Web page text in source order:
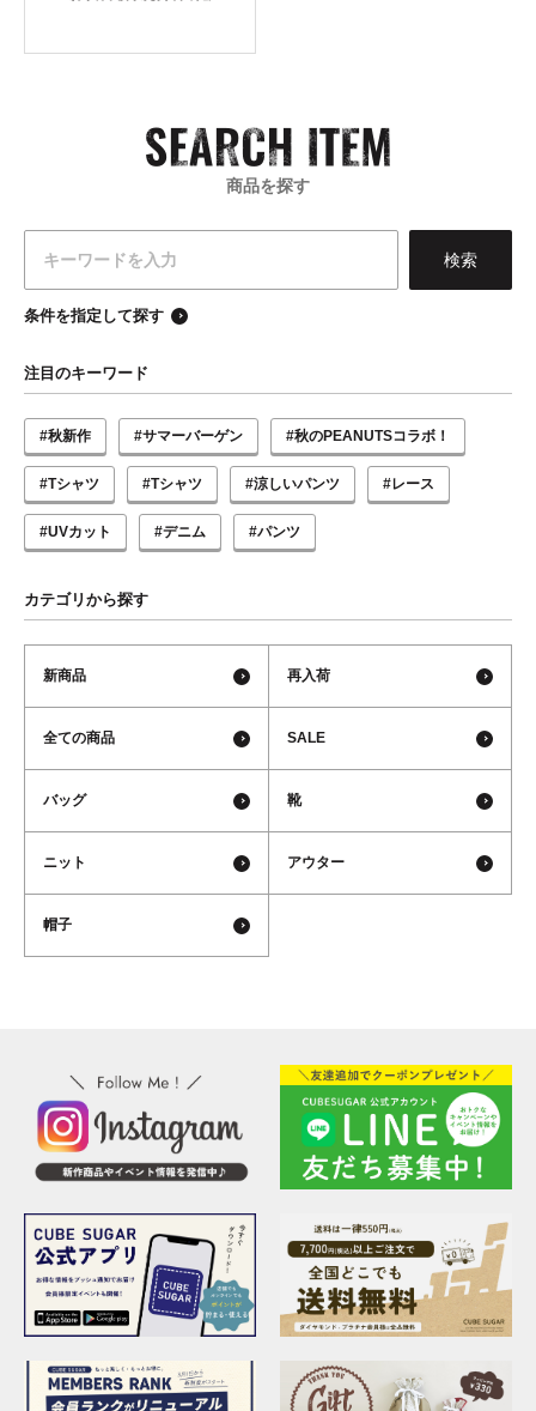
商品を探す
条件を指定して探す
注目のキーワード
#秋新作 #サマーバーゲン #秋のPEANUTSコラボ！
#Tシャツ #Tシャツ #涼しいパンツ #レース
#UVカット #デニム #パンツ
カテゴリから探す
新商品 再入荷
全ての商品 SALE
バッグ 靴
ニット アウター
帽子